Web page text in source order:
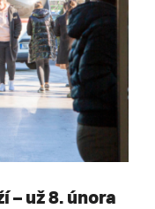
– už 8. února